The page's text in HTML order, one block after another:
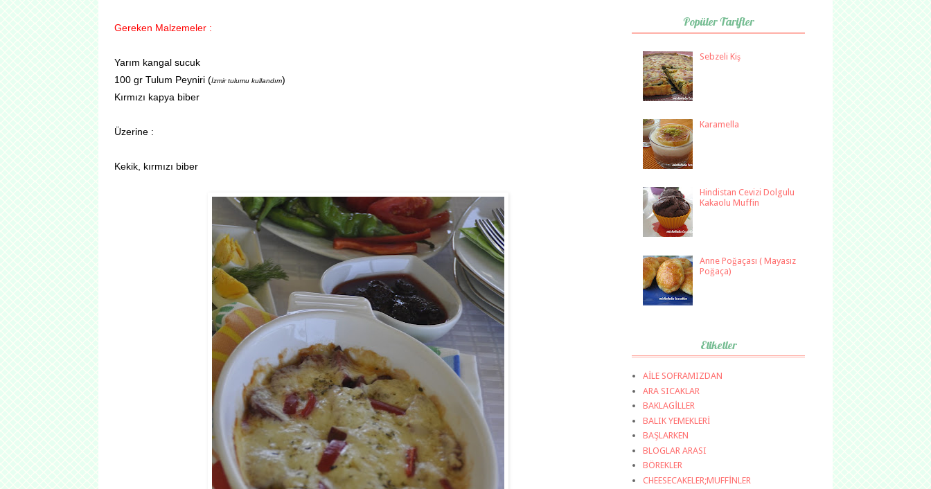
Gereken Malzemeler :
Yarım kangal sucuk
100 gr Tulum Peyniri (İzmir tulumu kullandım)
Kırmızı kapya biber
Üzerine :
Kekik, kırmızı biber
Popüler Tarifler
Sebzeli Kiş
Karamella
Hindistan Cevizi Dolgulu
Kakaolu Muffin
Anne Poğaçası ( Mayasız
Poğaça)
Etiketler
AİLE SOFRAMIZDAN
ARA SICAKLAR
BAKLAGİLLER
BALIK YEMEKLERİ
BAŞLARKEN
BLOGLAR ARASI
BÖREKLER
CHEESECAKELER;MUFFİNLER